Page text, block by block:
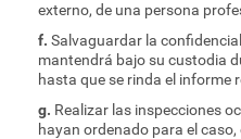
externo, de una persona
f. Salvaguardar la
mantendrá bajo su custodia
hasta que se rinda el informe
g. Realizar las inspecciones
hayan ordenado para el